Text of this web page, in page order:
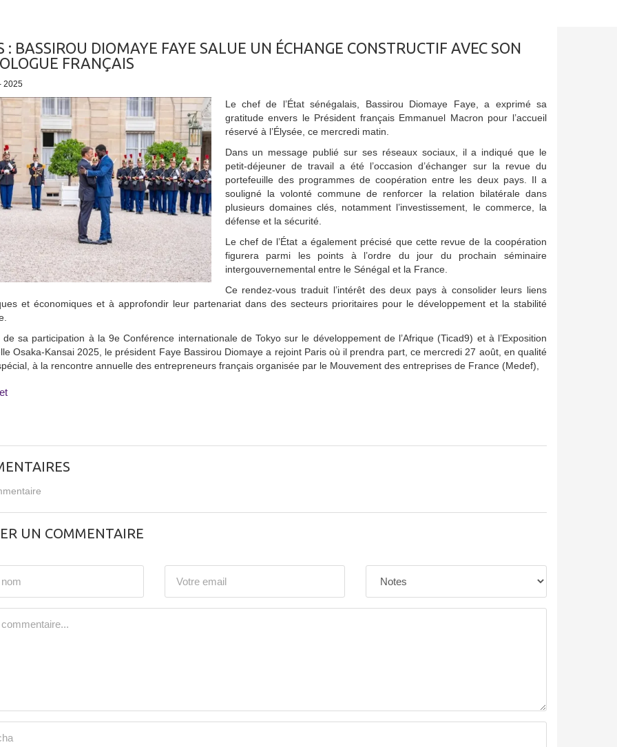
: BASSIROU DIOMAYE FAYE SALUE UN ÉCHANGE CONSTRUCTIF AVEC SON
FRANÇAIS
2025
Le chef de l’État sénégalais, Bassirou Diomaye Faye, a exprimé sa
gratitude envers le Président français Emmanuel Macron pour l’accueil
réservé à l’Élysée, ce mercredi matin.
Dans un message publié sur ses réseaux sociaux, il a indiqué que le
petit-déjeuner de travail a été l’occasion d’échanger sur la revue du
portefeuille des programmes de coopération entre les deux pays. Il a
souligné la volonté commune de renforcer la relation bilatérale dans
plusieurs domaines clés, notamment l’investissement, le commerce, la
défense et la sécurité.
Le chef de l’État a également précisé que cette revue de la coopération
figurera parmi les points à l’ordre du jour du prochain séminaire
intergouvernemental entre le Sénégal et la France.
Ce rendez-vous traduit l’intérêt des deux pays à consolider leurs liens
et économiques et à approfondir leur partenariat dans des secteurs prioritaires pour le développement et la stabilité
de sa participation à la 9e Conférence internationale de Tokyo sur le développement de l’Afrique (Ticad9) et à l’Exposition
Osaka-Kansai 2025, le président Faye Bassirou Diomaye a rejoint Paris où il prendra part, ce mercredi 27 août, en qualité
à la rencontre annuelle des entrepreneurs français organisée par le Mouvement des entreprises de France (Medef),
UN COMMENTAIRE